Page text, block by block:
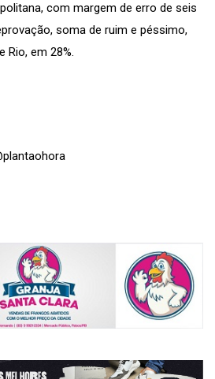
com margem de erro de seis
soma de ruim e péssimo,
Rio, em 28%.